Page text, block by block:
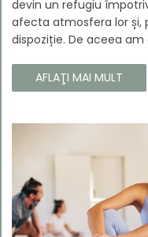
devin un refugiu
afecta atmosfera lor și,
dispoziție. De aceea
fiecare colț al casei
iarnă. Noua noastră
interiorul casei tale. Te
trecătoare ale iernii să
AFLAŢI MAI MULT